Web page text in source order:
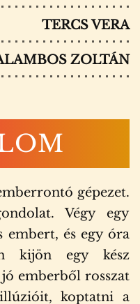
TERCS VERA
ZOLTÁN
gépezet.
Végy egy
embert, és egy óra
kijön egy kész
jó emberből rosszat
koptatni a